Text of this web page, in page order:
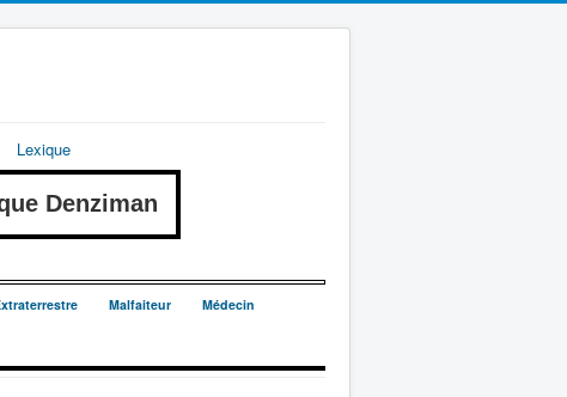
Lexique
Denziman
Malfaiteur Médecin